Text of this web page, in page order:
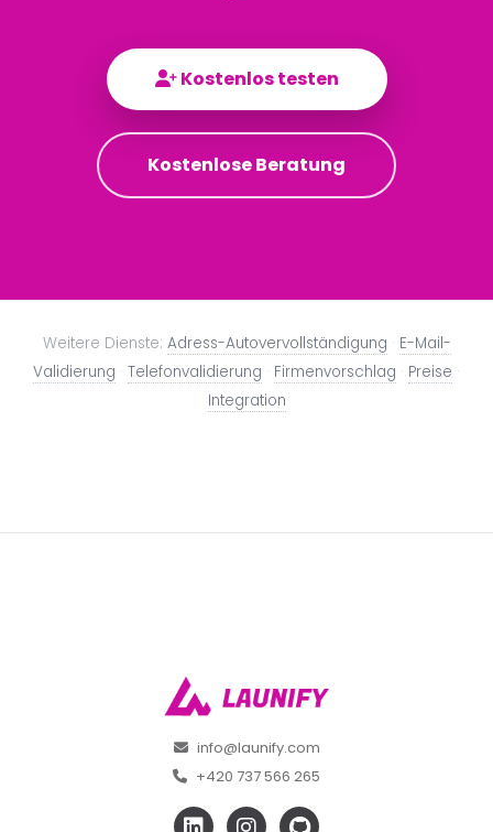
Kostenlos testen
Kostenlose Beratung
Weitere Dienste: Adress-Autovervollständigung · E-Mail-
Validierung · Telefonvalidierung · Firmenvorschlag · Preise ·
Integration
info@launify.com
+420 737 566 265